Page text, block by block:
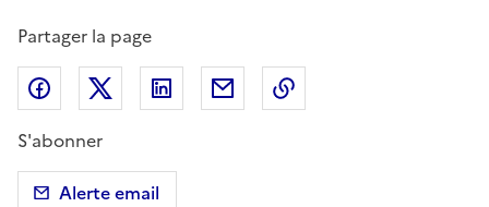
Partager la page
Partager sur Facebook
Partager sur X (anciennement Twitter)
Partager sur LinkedIn
Partager par email
S'abonner
Alerte email